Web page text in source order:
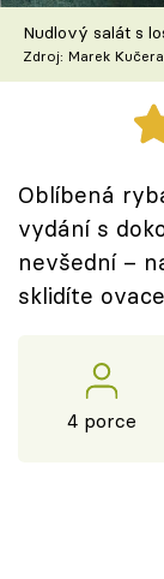
Speciál:
Těhotnej
Přihlášení
Nudlový salát s
Zdroj: Marek Kučera
Oblíbená
vydání s
nevšední –
sklidíte
4 porce